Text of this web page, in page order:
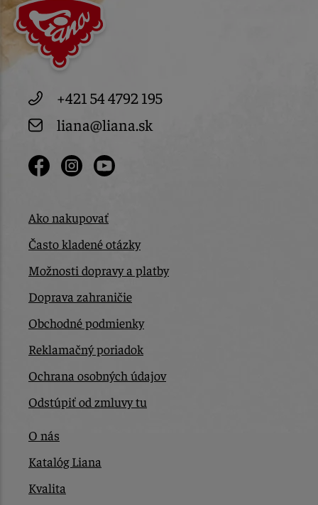
+421 54 4792 195
liana@liana.sk
Ako nakupovať
Často kladené otázky
Možnosti dopravy a platby
Doprava zahraničie
Obchodné podmienky
Reklamačný poriadok
Ochrana osobných údajov
Odstúpiť od zmluvy tu
O nás
Katalóg Liana
Kvalita